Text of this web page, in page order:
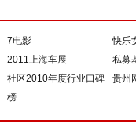
7电影
快乐
2011上海车展
私募
社区2010年度行业口碑
榜
贵州